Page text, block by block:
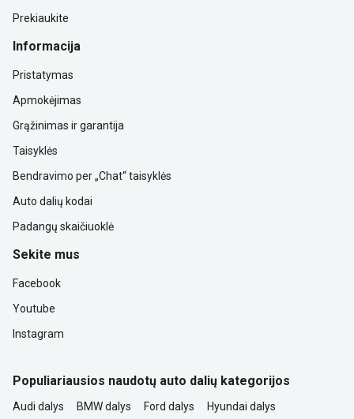
Prekiaukite
Informacija
Pristatymas
Apmokėjimas
Grąžinimas ir garantija
Taisyklės
Bendravimo per „Chat“ taisyklės
Auto dalių kodai
Padangų skaičiuoklė
Sekite mus
Facebook
Youtube
Instagram
Populiariausios naudotų auto dalių kategorijos
Audi dalys BMW dalys Ford dalys
Hyundai dalys